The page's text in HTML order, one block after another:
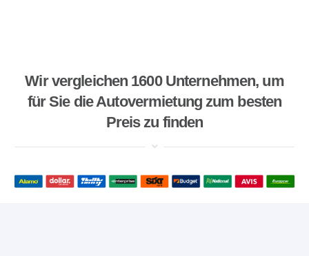
Wir vergleichen 1600 Unternehmen, um
für Sie die Autovermietung zum besten
Preis zu finden